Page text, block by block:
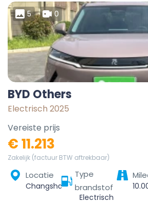
5 0
BYD Others
Electrisch 2025
Vereiste prijs
€ 11.213
Zakelijk (factuur BTW aftrekbaar)
Locatie
Changsha, Furong District, Changsha, Hunan, 410005, China
Type
brandstof
Electrisch